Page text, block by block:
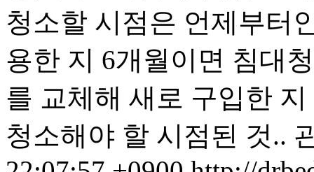
청소할 시점은 언제부터
용한 지 6개월이면 침대
를 교체해 새로 구입한
청소해야 할 시점된 것..